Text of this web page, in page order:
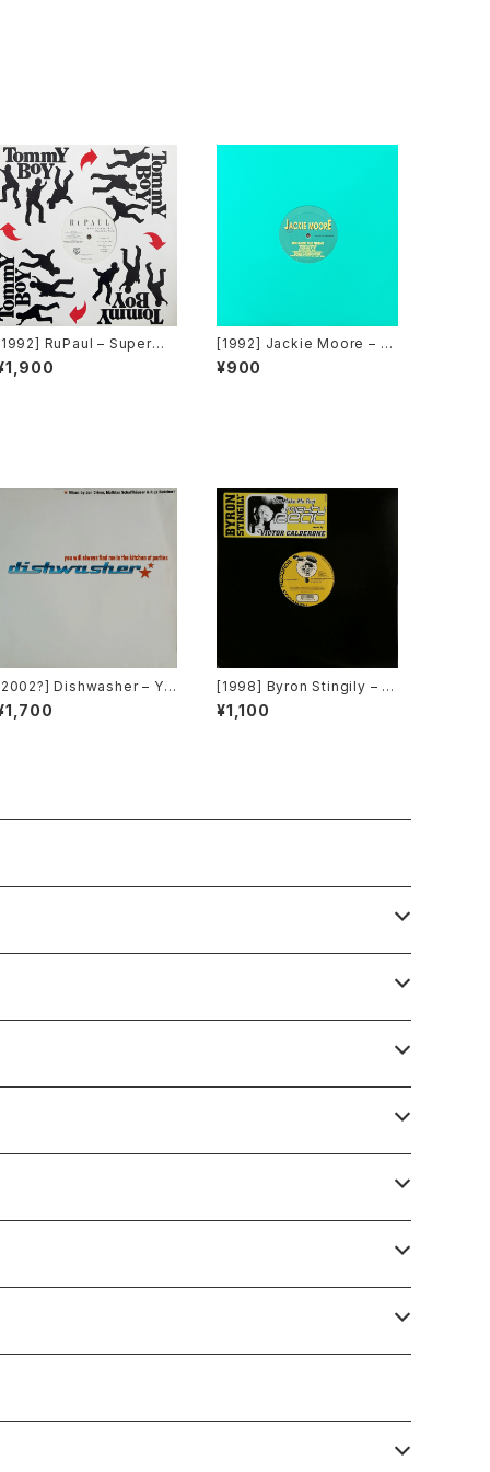
RuPaul – Supermo
(You Better Work) / H
Of Love [Tommy B
[1992] Jackie Moore – B
ecause The Night [Disco
magic Records]
¥900
Dishwasher – Yo
Will Always Find Me In
Kitchen At Parties [K
[1998] Byron Stingily – Y
ou Make Me Feel (Might
y Real) [Nervous Record
¥1,100